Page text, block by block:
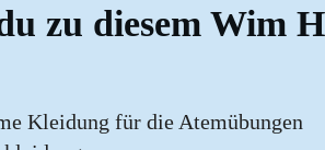
zu diesem Wim
Kleidung für die Atemübungen